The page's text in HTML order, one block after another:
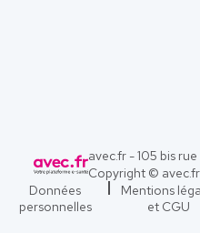
avec.fr - 105 bis
Copyright ©
Données
personnelles
Mentions
et CGU